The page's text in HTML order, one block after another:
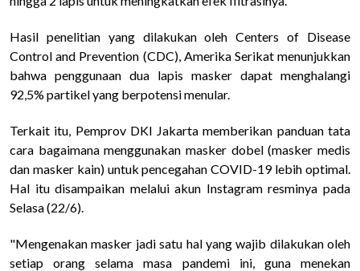
Hasil penelitian yang dilakukan oleh Centers of Disease
Control and Prevention (CDC), Amerika Serikat menunjukkan
bahwa penggunaan dua lapis masker dapat menghalangi
92,5% partikel yang berpotensi menular.
Terkait itu, Pemprov DKI Jakarta memberikan panduan tata
cara bagaimana menggunakan masker dobel (masker medis
dan masker kain) untuk pencegahan COVID-19 lebih optimal.
Hal itu disampaikan melalui akun Instagram resminya pada
Selasa (22/6).
"Mengenakan masker jadi satu hal yang wajib dilakukan oleh
setiap orang selama masa pandemi ini, guna menekan